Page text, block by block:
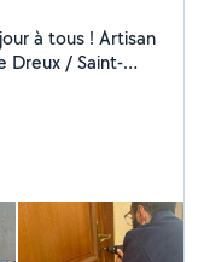
Dreux / Saint-
les ouvertures
et le
et durable.
sur rendez-